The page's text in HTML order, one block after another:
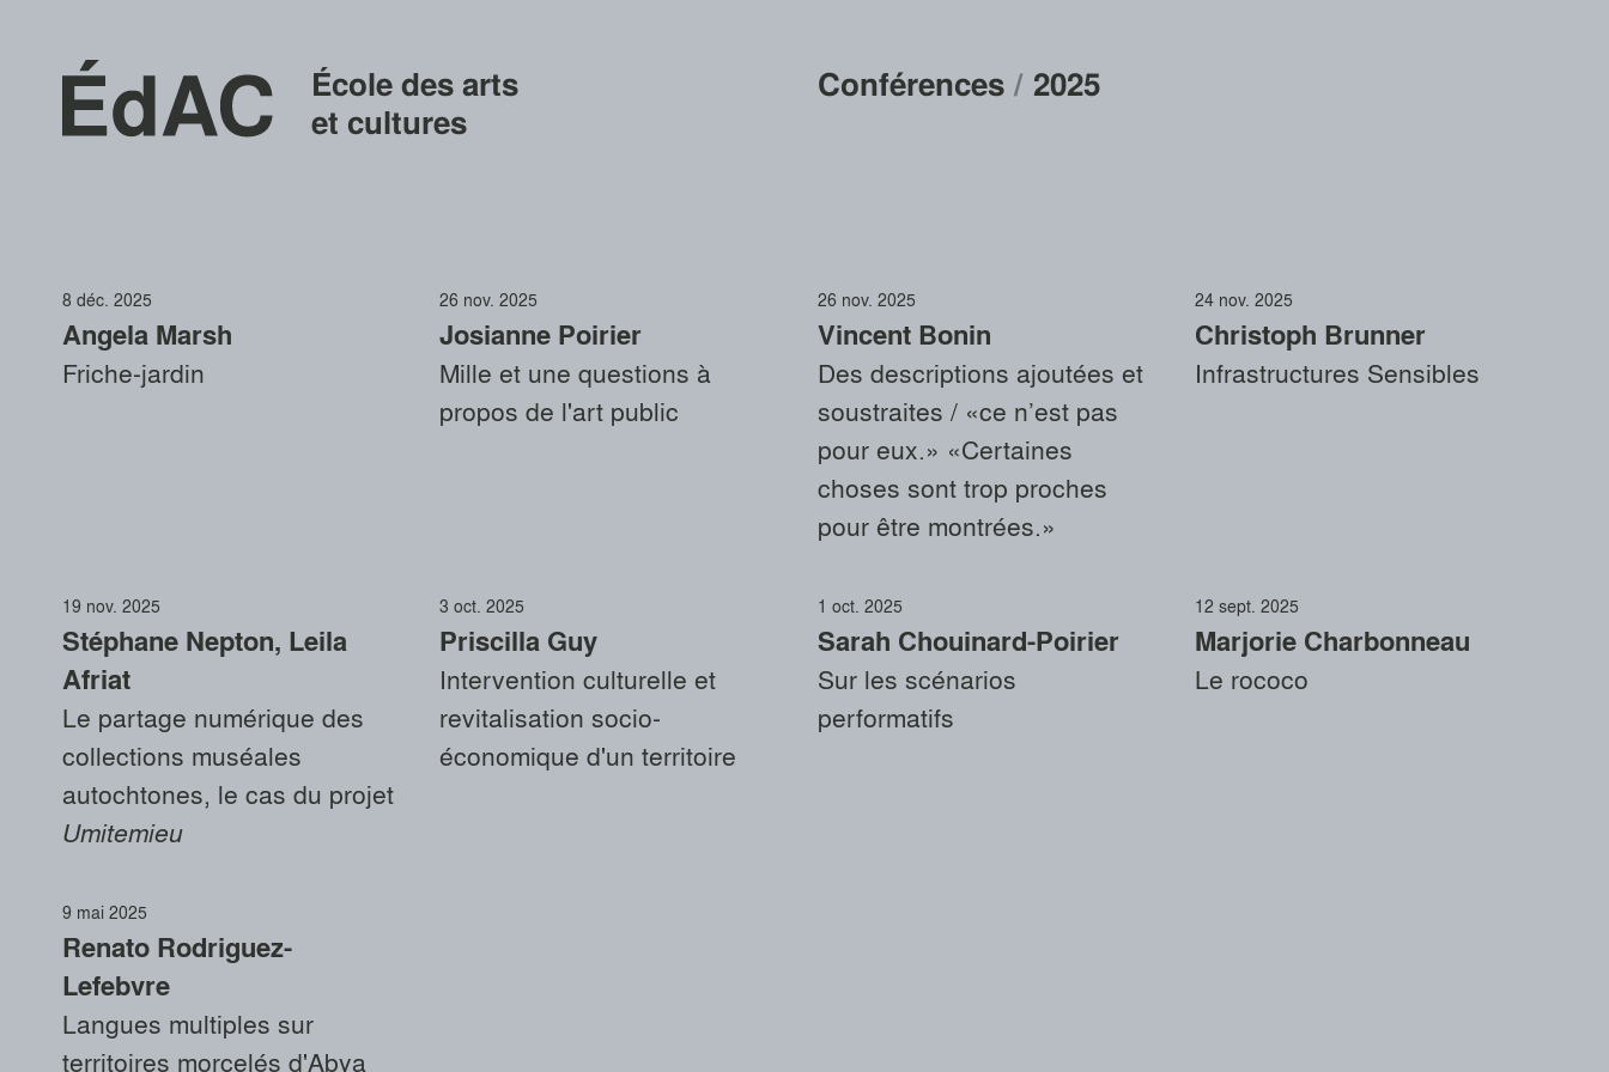
École des arts
et cultures
Conférences / 2025
8 déc. 2025
Angela Marsh
Friche-jardin
26 nov. 2025
Josianne Poirier
Mille et une questions à
propos de l'art public
26 nov. 2025
Vincent Bonin
Des descriptions ajoutées et
soustraites / «ce n’est pas
pour eux.» «Certaines
choses sont trop proches
pour être montrées.»
24 nov. 2025
Christoph Brunner
Infrastructures Sensibles
19 nov. 2025
Stéphane Nepton, Leila
Afriat
Le partage numérique des
collections muséales
autochtones, le cas du projet
Umitemieu
3 oct. 2025
Priscilla Guy
Intervention culturelle et
revitalisation socio-
économique d'un territoire
1 oct. 2025
Sarah Chouinard-Poirier
Sur les scénarios
performatifs
12 sept. 2025
Marjorie Charbonneau
Le rococo
9 mai 2025
Renato Rodriguez-
Lefebvre
Langues multiples sur
territoires morcelés d'Abya